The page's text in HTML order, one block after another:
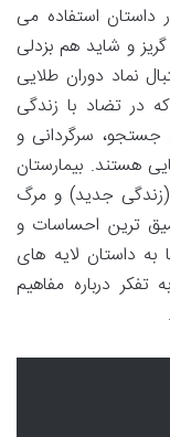
داستان استفاده می
و شاید هم بزدلی
نماد دوران طلایی
در تضاد با زندگی
جستجو، سرگردانی و
هستند. بیمارستان
جدید) و مرگ
ترین احساسات و
داستان لایه های
درباره مفاهیم